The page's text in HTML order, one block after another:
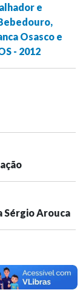
e
Osasco e
- 2012
Sérgio Arouca